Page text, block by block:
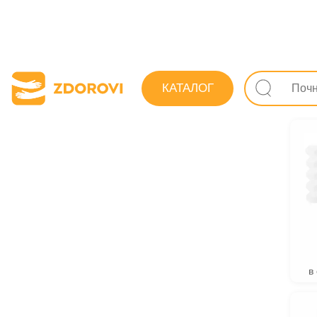
КАТАЛОГ
Пошук ліків
в